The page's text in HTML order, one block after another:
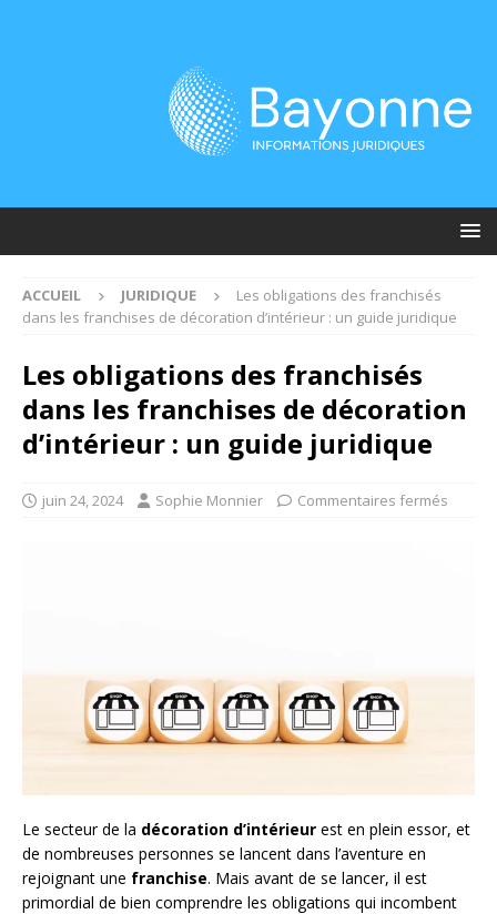
ACCUEIL JURIDIQUE
Les obligations des franchisés
dans les franchises de décoration d’intérieur : un guide juridique
Les obligations des franchisés
dans les franchises de décoration
d’intérieur : un guide juridique
juin 24, 2024 Sophie Monnier Commentaires fermés
Le secteur de la décoration d’intérieur est en plein essor, et
de nombreuses personnes se lancent dans l’aventure en
rejoignant une franchise. Mais avant de se lancer, il est
primordial de bien comprendre les obligations qui incombent